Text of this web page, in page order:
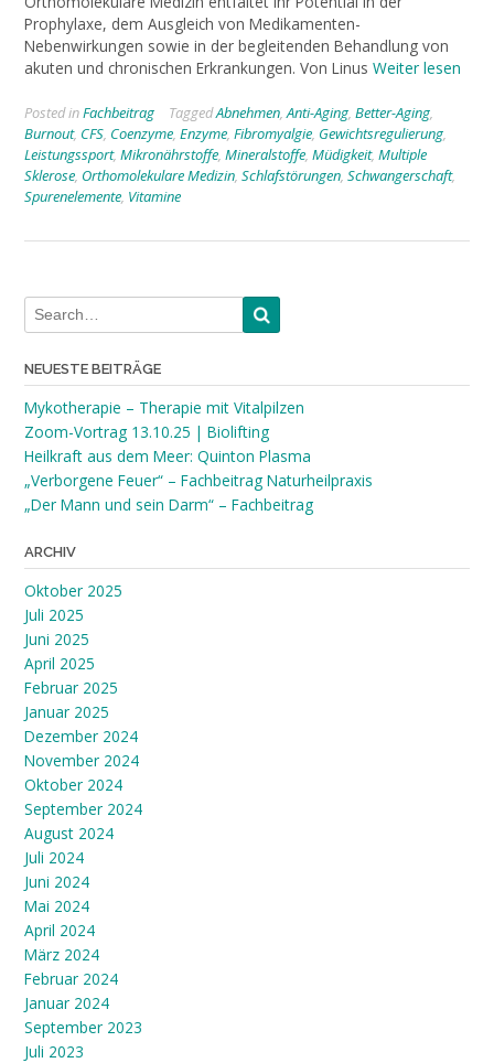
Prophylaxe, dem Ausgleich von Medikamenten-
Nebenwirkungen sowie in der begleitenden Behandlung von
akuten und chronischen Erkrankungen. Von Linus Weiter lesen
Posted inFachbeitrag TaggedAbnehmen,Anti-Aging, Better-Aging,
Burnout, CFS, Coenzyme, Enzyme, Fibromyalgie, Gewichtsregulierung,
Leistungssport, Mikronährstoffe, Mineralstoffe, Müdigkeit, Multiple
Sklerose, Orthomolekulare Medizin, Schlafstörungen, Schwangerschaft,
Spurenelemente, Vitamine
NEUESTE BEITRÄGE
Mykotherapie – Therapie mit Vitalpilzen
Zoom-Vortrag 13.10.25 | Biolifting
Heilkraft aus dem Meer: Quinton Plasma
„Verborgene Feuer“ – Fachbeitrag Naturheilpraxis
„Der Mann und sein Darm“ – Fachbeitrag
ARCHIV
Oktober 2025
Juli 2025
Juni 2025
April 2025
Februar 2025
Januar 2025
Dezember 2024
November 2024
Oktober 2024
September 2024
August 2024
Juli 2024
Juni 2024
Mai 2024
April 2024
März 2024
Februar 2024
Januar 2024
September 2023
Juli 2023